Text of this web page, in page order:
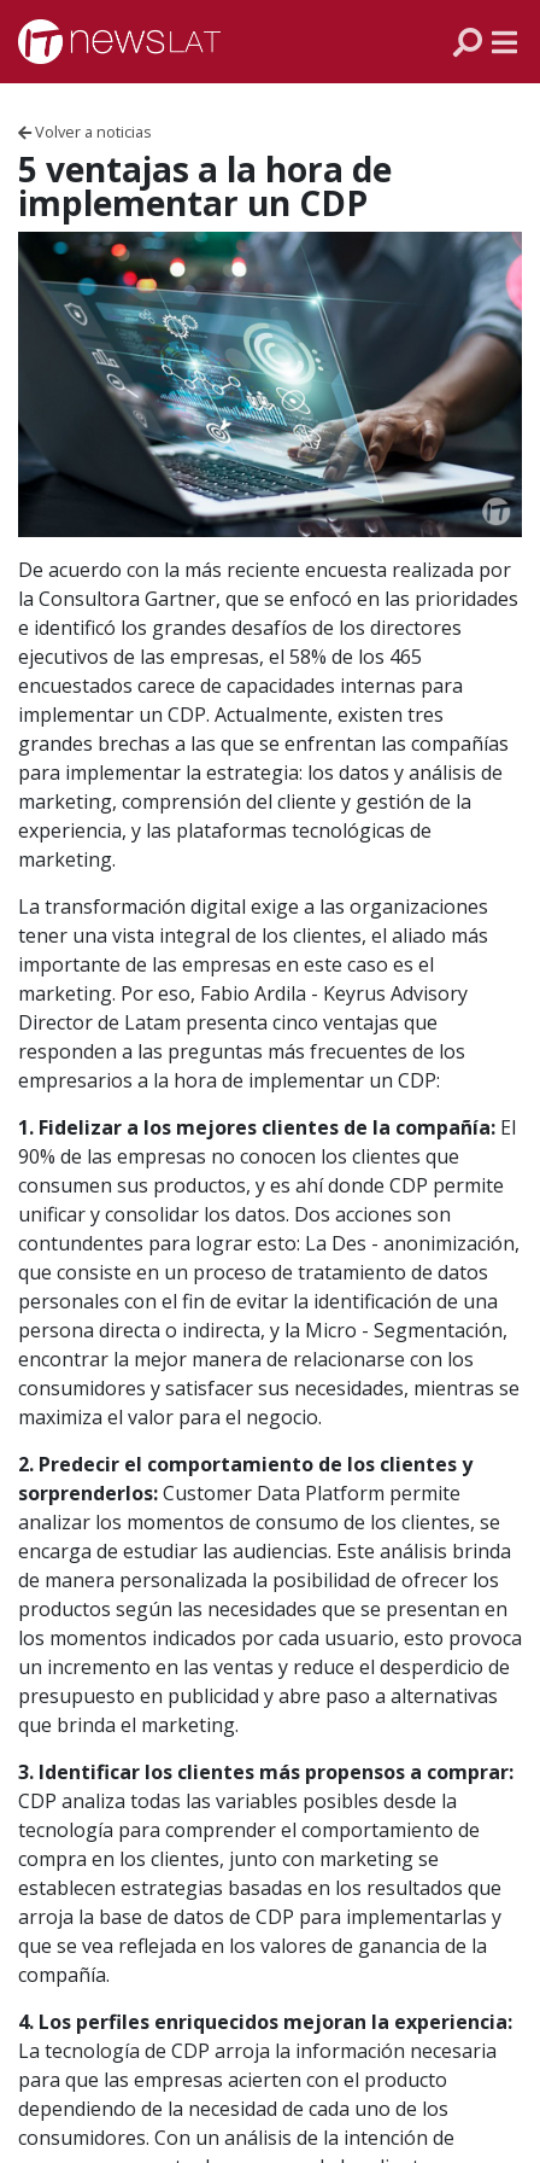
Skip to content
Volver a noticias
5 ventajas a la hora de
implementar un CDP
De acuerdo con la más reciente encuesta realizada por
la Consultora Gartner, que se enfocó en las prioridades
e identificó los grandes desafíos de los directores
ejecutivos de las empresas, el 58% de los 465
encuestados carece de capacidades internas para
implementar un CDP. Actualmente, existen tres
grandes brechas a las que se enfrentan las compañías
para implementar la estrategia: los datos y análisis de
marketing, comprensión del cliente y gestión de la
experiencia, y las plataformas tecnológicas de
marketing.
La transformación digital exige a las organizaciones
tener una vista integral de los clientes, el aliado más
importante de las empresas en este caso es el
marketing. Por eso, Fabio Ardila - Keyrus Advisory
Director de Latam presenta cinco ventajas que
responden a las preguntas más frecuentes de los
empresarios a la hora de implementar un CDP:
1. Fidelizar a los mejores clientes de la compañía: El
90% de las empresas no conocen los clientes que
consumen sus productos, y es ahí donde CDP permite
unificar y consolidar los datos. Dos acciones son
contundentes para lograr esto: La Des - anonimización,
que consiste en un proceso de tratamiento de datos
personales con el fin de evitar la identificación de una
persona directa o indirecta, y la Micro - Segmentación,
encontrar la mejor manera de relacionarse con los
consumidores y satisfacer sus necesidades, mientras se
maximiza el valor para el negocio.
2. Predecir el comportamiento de los clientes y
sorprenderlos:Customer Data Platform permite
analizar los momentos de consumo de los clientes, se
encarga de estudiar las audiencias. Este análisis brinda
de manera personalizada la posibilidad de ofrecer los
productos según las necesidades que se presentan en
los momentos indicados por cada usuario, esto provoca
un incremento en las ventas y reduce el desperdicio de
presupuesto en publicidad y abre paso a alternativas
que brinda el marketing.
3. Identificar los clientes más propensos a comprar:
CDP analiza todas las variables posibles desde la
tecnología para comprender el comportamiento de
compra en los clientes, junto con marketing se
establecen estrategias basadas en los resultados que
arroja la base de datos de CDP para implementarlas y
que se vea reflejada en los valores de ganancia de la
compañía.
4. Los perfiles enriquecidos mejoran la experiencia:
La tecnología de CDP arroja la información necesaria
para que las empresas acierten con el producto
dependiendo de la necesidad de cada uno de los
consumidores. Con un análisis de la intención de
VENEZUELA
ECUADOR
PERÚ
CHILE
ARGENTINA
MÉXICO